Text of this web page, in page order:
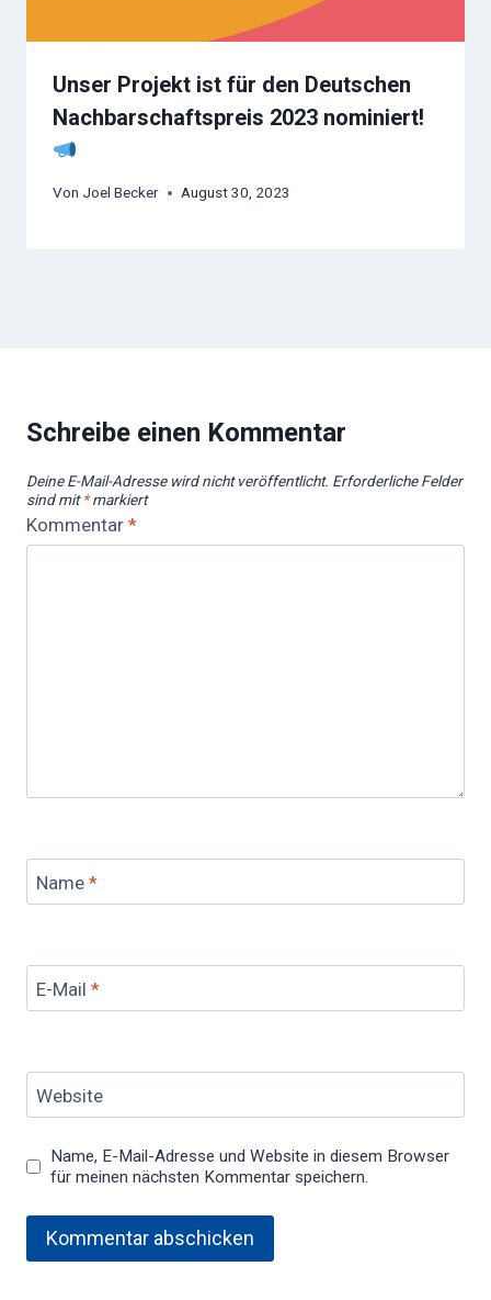
Unser Projekt ist für den Deutschen
Nachbarschaftspreis 2023 nominiert!
Von Joel Becker August 30, 2023
Schreibe einen Kommentar
Deine E-Mail-Adresse wird nicht veröffentlicht. Erforderliche Felder
sind mit*markiert
Kommentar *
Name *
E-Mail *
Website
Name, E-Mail-Adresse und Website in diesem Browser
für meinen nächsten Kommentar speichern.